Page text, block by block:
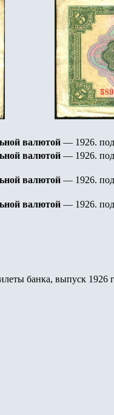
валютой — 1926.
валютой — 1926.
валютой — 1926.
валютой — 1926.
банка, выпуск 1926